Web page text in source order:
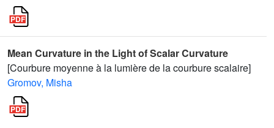
Mean Curvature in the Light of Scalar Curvature
[Courbure moyenne à la lumière de la courbure scalaire]
Gromov, Misha